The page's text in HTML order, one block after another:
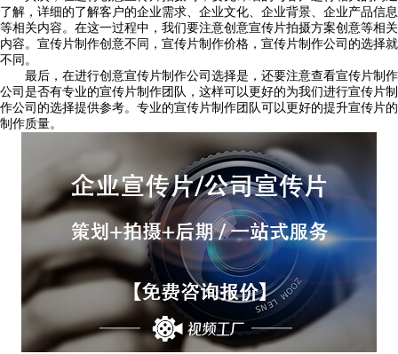
了解，详细的了解客户的企业需求、企业文化、企业背景、企业产品信息
等相关内容。在这一过程中，我们要注意创意宣传片拍摄方案创意等相关
内容。宣传片制作创意不同，宣传片制作价格，宣传片制作公司的选择就
不同。
最后，在进行创意宣传片制作公司选择是，还要注意查看宣传片制作
公司是否有专业的宣传片制作团队，这样可以更好的为我们进行宣传片制
作公司的选择提供参考。专业的宣传片制作团队可以更好的提升宣传片的
制作质量。